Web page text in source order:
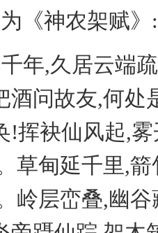
《神农架赋》:
年,久居云端
酒问故友,何处
!挥袂仙风起,
草甸延千里,
岭层峦叠,幽